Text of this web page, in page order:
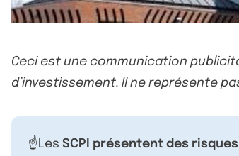
Ceci est une communication
d’investissement. Il ne représente
☝️Les SCPI présentent des risques